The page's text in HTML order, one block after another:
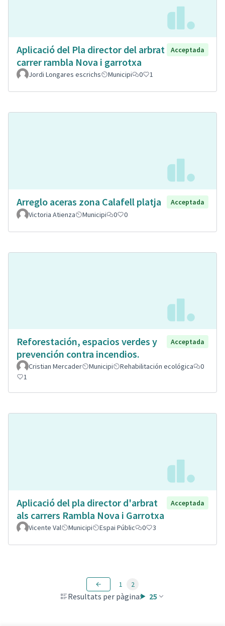
Aplicació del Pla director del arbrat
carrer rambla Nova i garrotxa
Acceptada
Jordi Longares escrichs Municipi 0 1
Arreglo aceras zona Calafell platja
Acceptada
Victoria Atienza
Municipi 0 0
Reforestación, espacios verdes y
prevención contra incendios.
Acceptada
Cristian Mercader Municipi Rehabilitación ecológica
0
1
Aplicació del pla director d'arbrat
als carrers Rambla Nova i Garrotxa
Acceptada
Vicente Val Municipi Espai Públic 0 3
Resultats per pàgina: 25
1 2